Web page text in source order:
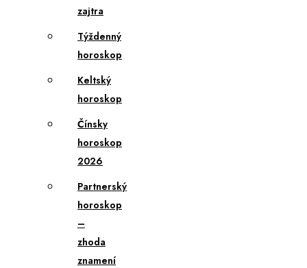
zajtra
Týždenný
horoskop
Keltský
horoskop
Čínsky
horoskop
2026
Partnerský
horoskop
–
zhoda
znamení